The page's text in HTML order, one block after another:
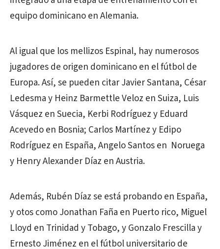
equipo dominicano en Alemania.
Al igual que los mellizos Espinal, hay numerosos
jugadores de origen dominicano en el fútbol de
Europa. Así, se pueden citar Javier Santana, César
Ledesma y Heinz Barmettle Veloz en Suiza, Luis
Vásquez en Suecia, Kerbi Rodríguez y Eduard
Acevedo en Bosnia; Carlos Martínez y Edipo
Rodríguez en España, Angelo Santos en Noruega
y Henry Alexander Díaz en Austria.
Además, Rubén Díaz se está probando en España,
y otos como Jonathan Faña en Puerto rico, Miguel
Lloyd en Trinidad y Tobago, y Gonzalo Frescilla y
Ernesto Jiménez en el fútbol universitario de